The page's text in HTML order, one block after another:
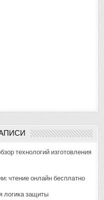
технологий изготовления
чтение онлайн бесплатно
логика защиты